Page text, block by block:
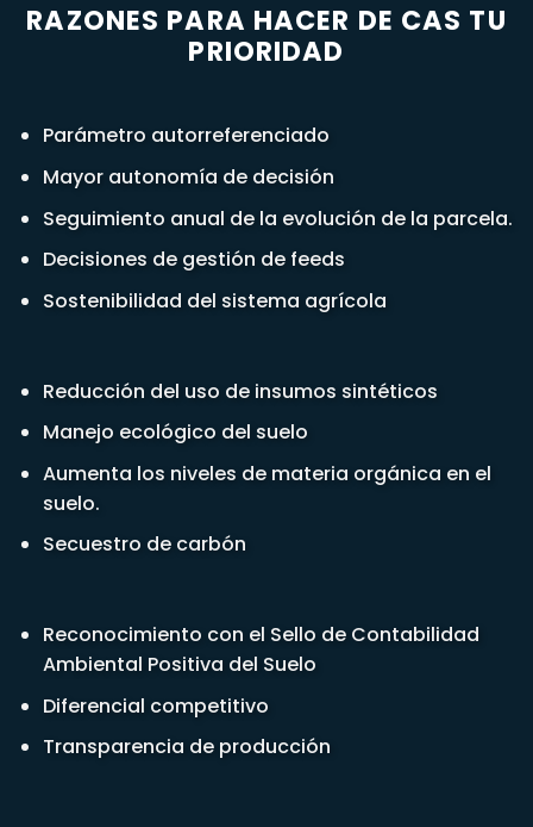
RAZONES PARA HACER DE CAS TU
PRIORIDAD
Parámetro autorreferenciado
Mayor autonomía de decisión
Seguimiento anual de la evolución de la parcela.
Decisiones de gestión de feeds
Sostenibilidad del sistema agrícola
Reducción del uso de insumos sintéticos
Manejo ecológico del suelo
Aumenta los niveles de materia orgánica en el
suelo.
Secuestro de carbón
Reconocimiento con el Sello de Contabilidad
Ambiental Positiva del Suelo
Diferencial competitivo
Transparencia de producción